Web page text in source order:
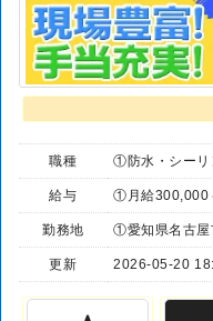
職種 ①防水・シーリ
給与 ①月給300,000
勤務地 ①愛知県名古屋
更新 2026-05-20